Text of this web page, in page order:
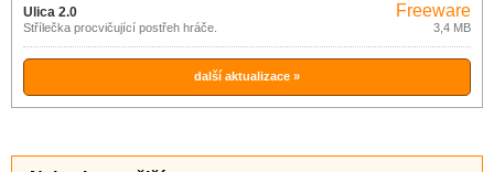
Ulica 2.0
Střílečka procvičující postřeh hráče.
Freeware
3,4 MB
další aktualizace »